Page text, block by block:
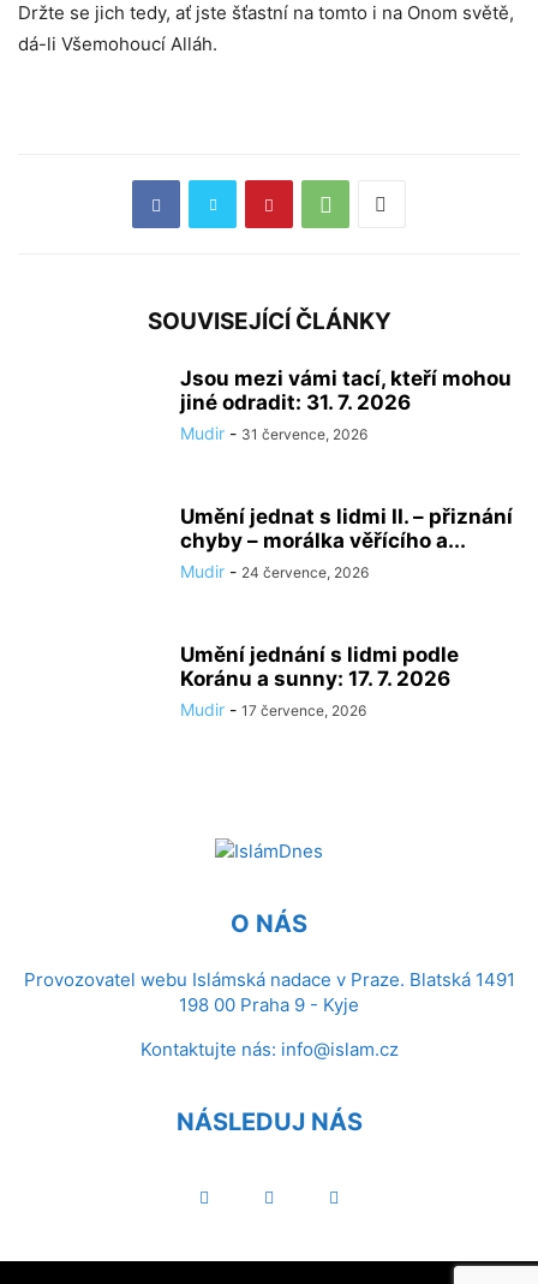
Držte se jich tedy, ať jste šťastní na tomto i na Onom světě,
dá-li Všemohoucí Alláh.
SOUVISEJÍCÍ ČLÁNKY
Jsou mezi vámi tací, kteří mohou
jiné odradit: 31. 7. 2026
Mudir - 31 července, 2026
Umění jednat s lidmi II. – přiznání
chyby – morálka věřícího a...
Mudir - 24 července, 2026
Umění jednání s lidmi podle
Koránu a sunny: 17. 7. 2026
Mudir - 17 července, 2026
O NÁS
Provozovatel webu Islámská nadace v Praze. Blatská 1491
198 00 Praha 9 - Kyje
Kontaktujte nás: info@islam.cz
NÁSLEDUJ NÁS